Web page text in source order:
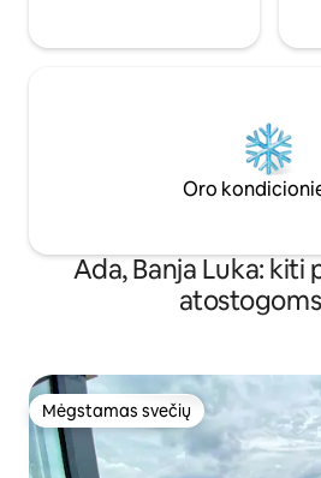
Oro
Ada, Banja Luka: kiti
Mėgstamas svečių
Mėgstamas svečių